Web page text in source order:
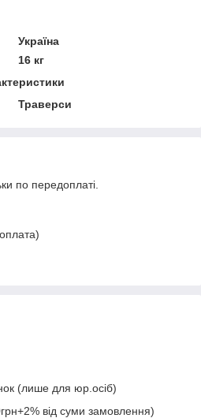
Україна
16 кг
Траверси
по передоплаті.
(лише для юр.осіб)
від суми замовлення)